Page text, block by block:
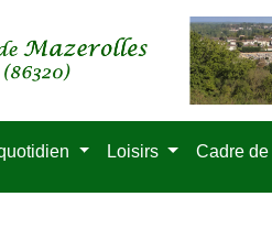
Loisirs Cadre